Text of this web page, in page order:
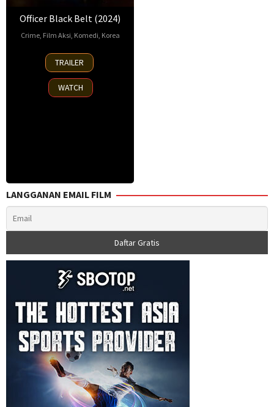
Officer Black Belt (2024)
Crime, Film Aksi Komedi Korea
10
Sep
2024
Jason
Kim
김
정
TRAILER
WATCH
LANGGANAN EMAIL FILM